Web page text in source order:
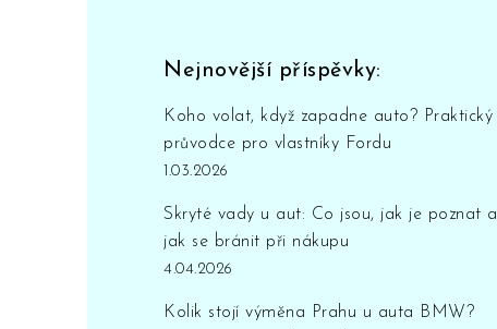
Nejnovější příspěvky:
Koho volat, když zapadne auto? Praktický
průvodce pro vlastníky Fordu
1.03.2026
Skryté vady u aut: Co jsou, jak je poznat a
jak se bránit při nákupu
4.04.2026
Kolik stojí výměna Prahu u auta BMW?